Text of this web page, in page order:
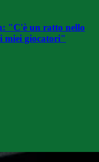
"C'è un ratto nello
miei giocatori"